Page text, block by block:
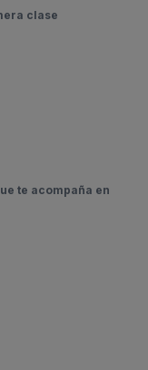
clase
te acompaña en